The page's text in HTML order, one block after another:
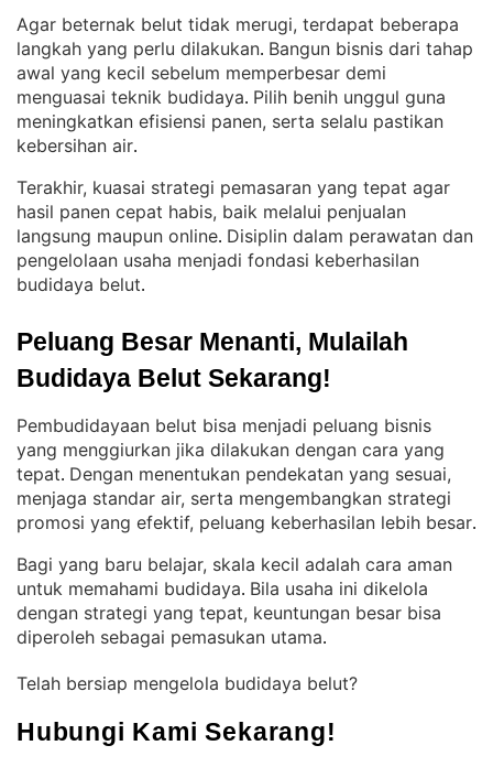
Agar beternak belut tidak merugi, terdapat beberapa
langkah yang perlu dilakukan. Bangun bisnis dari tahap
awal yang kecil sebelum memperbesar demi
menguasai teknik budidaya. Pilih benih unggul guna
meningkatkan efisiensi panen, serta selalu pastikan
kebersihan air.
Terakhir, kuasai strategi pemasaran yang tepat agar
hasil panen cepat habis, baik melalui penjualan
langsung maupun online. Disiplin dalam perawatan dan
pengelolaan usaha menjadi fondasi keberhasilan
budidaya belut.
Peluang Besar Menanti, Mulailah
Budidaya Belut Sekarang!
Pembudidayaan belut bisa menjadi peluang bisnis
yang menggiurkan jika dilakukan dengan cara yang
tepat. Dengan menentukan pendekatan yang sesuai,
menjaga standar air, serta mengembangkan strategi
promosi yang efektif, peluang keberhasilan lebih besar.
Bagi yang baru belajar, skala kecil adalah cara aman
untuk memahami budidaya. Bila usaha ini dikelola
dengan strategi yang tepat, keuntungan besar bisa
diperoleh sebagai pemasukan utama.
Telah bersiap mengelola budidaya belut?
Hubungi Kami Sekarang!